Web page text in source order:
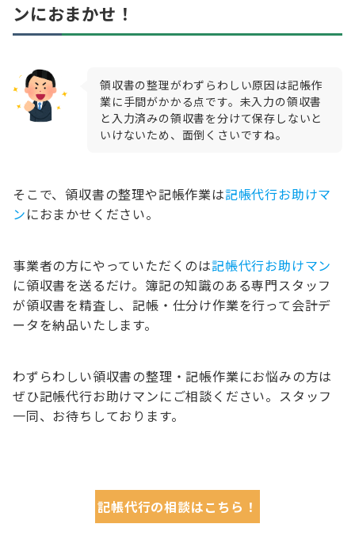
ンにおまかせ！
領収書の整理がわずらわしい原因は記帳作
業に手間がかかる点です。未入力の領収書
と入力済みの領収書を分けて保存しないと
いけないため、面倒くさいですね。
そこで、領収書の整理や記帳作業は記帳代行お助けマ
ンにおまかせください。
事業者の方にやっていただくのは記帳代行お助けマン
に領収書を送るだけ。簿記の知識のある専門スタッフ
が領収書を精査し、記帳・仕分け作業を行って会計デ
ータを納品いたします。
わずらわしい領収書の整理・記帳作業にお悩みの方は
ぜひ記帳代行お助けマンにご相談ください。スタッフ
一同、お待ちしております。
記帳代行の相談はこちら！